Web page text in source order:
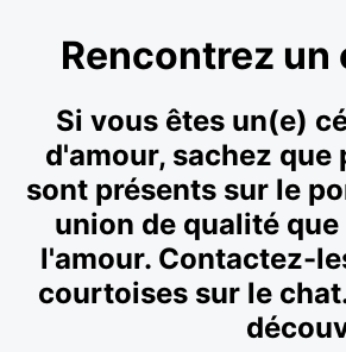
Rencontrez un
Si vous êtes un(e)
d'amour, sachez que
sont présents sur le
union de qualité
l'amour. Contactez-
courtoises sur le